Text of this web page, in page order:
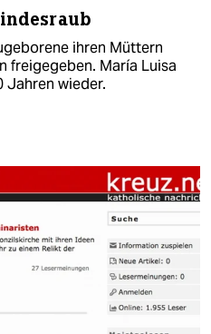
ihren Müttern
freigegeben. María Luisa
Jahren wieder.